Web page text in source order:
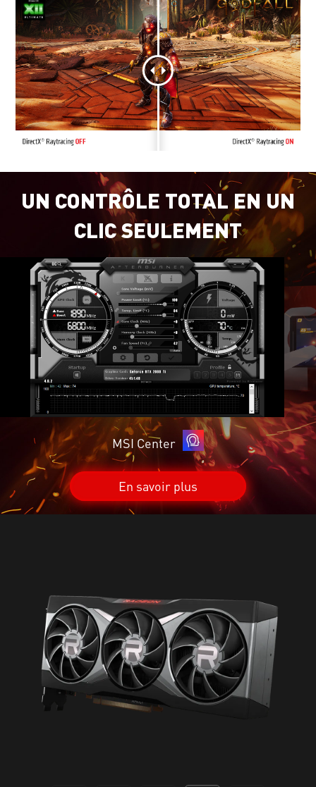
UN CONTRÔLE TOTAL EN UN
CLIC SEULEMENT
MSI Center
En savoir plus